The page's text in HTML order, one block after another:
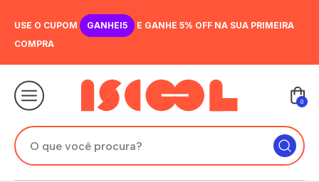
USE O CUPOM GANHEI5
E GANHE 5% OFF NA SUA PRIMEIRA
COMPRA
0